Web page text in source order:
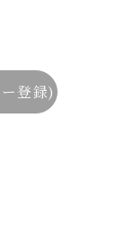
登録)